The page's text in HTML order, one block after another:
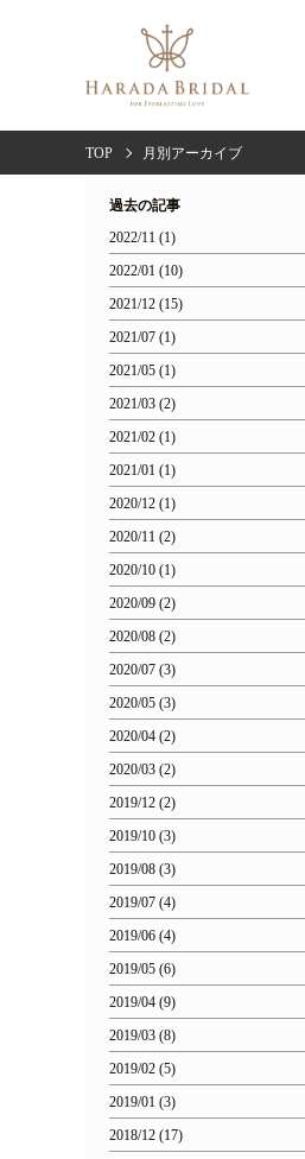
TOP 月別アーカイブ
過去の記事
2022/11 (1)
2022/01 (10)
2021/12 (15)
2021/07 (1)
2021/05 (1)
2021/03 (2)
2021/02 (1)
2021/01 (1)
2020/12 (1)
2020/11 (2)
2020/10 (1)
2020/09 (2)
2020/08 (2)
2020/07 (3)
2020/05 (3)
2020/04 (2)
2020/03 (2)
2019/12 (2)
2019/10 (3)
2019/08 (3)
2019/07 (4)
2019/06 (4)
2019/05 (6)
2019/04 (9)
2019/03 (8)
2019/02 (5)
2019/01 (3)
2018/12 (17)